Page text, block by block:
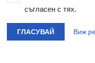
съгласен с тях.
ГЛАСУВАЙ Виж